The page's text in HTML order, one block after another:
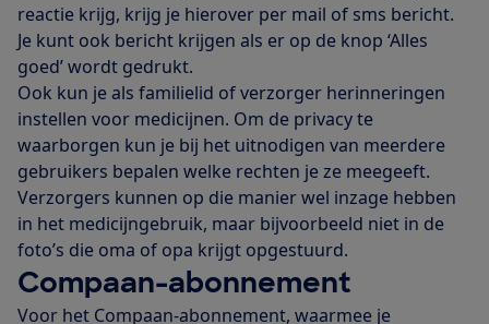
reactie krijg, krijg je hierover per mail of sms bericht.
Je kunt ook bericht krijgen als er op de knop ‘Alles
goed’ wordt gedrukt.
Ook kun je als familielid of verzorger herinneringen
instellen voor medicijnen. Om de privacy te
waarborgen kun je bij het uitnodigen van meerdere
gebruikers bepalen welke rechten je ze meegeeft.
Verzorgers kunnen op die manier wel inzage hebben
in het medicijngebruik, maar bijvoorbeeld niet in de
foto’s die oma of opa krijgt opgestuurd.
Compaan-abonnement
Voor het Compaan-abonnement, waarmee je